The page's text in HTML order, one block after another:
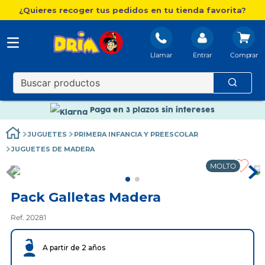
¿Quieres recoger tus pedidos en tu tienda favorita?
Llamar Entrar
Nuevo catálogo Aire Libre
Envío gratis. A partir de 60€(excepto Baleares)
Paga en 3 plazos sin intereses
Paga en 3 plazos sin intereses
JUGUETES
PRIMERA INFANCIA Y PREESCOLAR
JUGUETES DE MADERA
MOLTO
Pack Galletas Madera
Ref. 20281
A partir de 2 años